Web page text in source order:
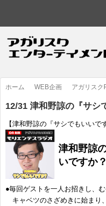
ホーム WEB企画 アガリスク
12/31 津和野諒の『サシ
【津和野諒の『サシでもいい
●毎回ゲストを一人お招きし、
キャベツのさざめきに始まり